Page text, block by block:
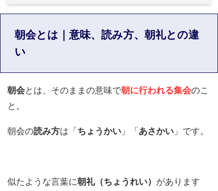
朝会とは｜意味、読み方、朝礼との違
い
朝会とは、そのままの意味で朝に行われる集会のこ
と。
朝会の読み方は「ちょうかい 」「あさかい 」です。
似たような言葉に朝礼（ちょうれい） があります